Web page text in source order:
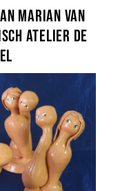
Marian van
Atelier De